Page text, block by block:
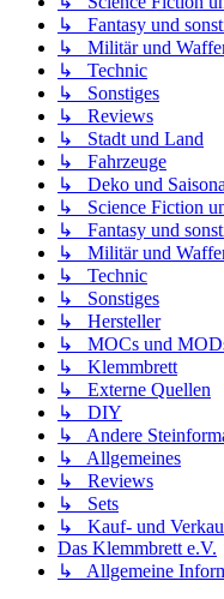
↳ Fantasy und
↳ Militär und
↳ Technic
↳ Sonstiges
↳ Reviews
↳ Stadt und Land
↳ Fahrzeuge
↳ Deko und
↳ Science Fiction
↳ Fantasy und
↳ Militär und
↳ Technic
↳ Sonstiges
↳ Hersteller
↳ MOCs und
↳ Klemmbrett
↳ Externe Quellen
↳ DIY
↳ Andere
↳ Allgemeines
↳ Reviews
↳ Sets
↳ Kauf- und
Das Klemmbrett e.V.
↳ Allgemeine